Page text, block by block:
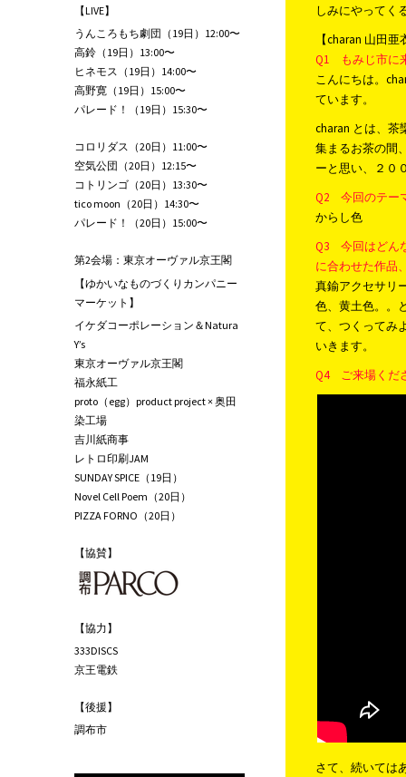
しみにやってく
【charan 山田
Q1 もみじ市に
こんにちは。
ています。
charan とは、茶
集まるお茶の間
ーと思い、２０
Q2 今回のテー
からし色
Q3 今回はどん
に合わせた作品
真鍮アクセサリ
色、黄土色。。
て、つくってみ
いきます。
Q4 ご来場くだ
さて、続いては
【LIVE】
うんころもち劇団（19日）12:00〜
高鈴（19日）13:00〜
ヒネモス（19日）14:00〜
高野寛（19日）15:00〜
パレード！（19日）15:30〜
コロリダス（20日）11:00〜
空気公団（20日）12:15〜
コトリンゴ（20日）13:30〜
tico moon（20日）14:30〜
パレード！（20日）15:00〜
第2会場：東京オーヴァル京王閣
【ゆかいなものづくりカンパニー
マーケット】
イケダコーポレーション＆Natura
Y’s
東京オーヴァル京王閣
福永紙工
proto（egg）product project × 奥田
染工場
吉川紙商事
レトロ印刷JAM
SUNDAY SPICE（19日）
Novel Cell Poem（20日）
PIZZA FORNO（20日）
【協賛】
【協力】
333DISCS
京王電鉄
【後援】
調布市